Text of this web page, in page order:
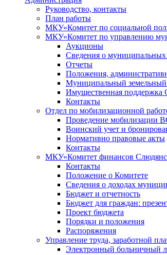
Руководство, контакты
План работы
МКУ«Комитет по социальной
МКУ«Комитет по управлению
Аукционы
Сведения о муниципальных
Отчеты
Положения,
Муниципальный земельный
Имущественная
Контакты
Отдел по мобилизационной
Проведение мобилизации
Воинский учет и
Нормативно правовые акты
Контакты
МКУ«Комитет финансов
Контакты
Положение о Комитете
Сведения о доходах
Бюджет и отчетность
Бюджет для граждан:
Проект бюджета
Порядки и положения
Распоряжения
Управление труда, заработной
Электронный больничный